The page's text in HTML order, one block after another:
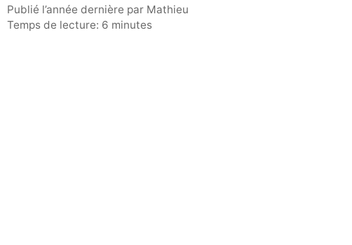
publié l’année dernière par Mathieu
Temps de lecture: 6 minutes